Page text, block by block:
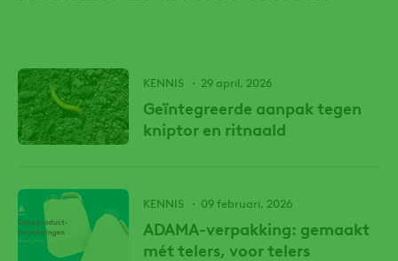
KENNIS 29 april, 2026
Geïntegreerde aanpak tegen
kniptor en ritnaald
KENNIS 09 februari, 2026
ADAMA-verpakking: gemaakt
mét telers, voor telers